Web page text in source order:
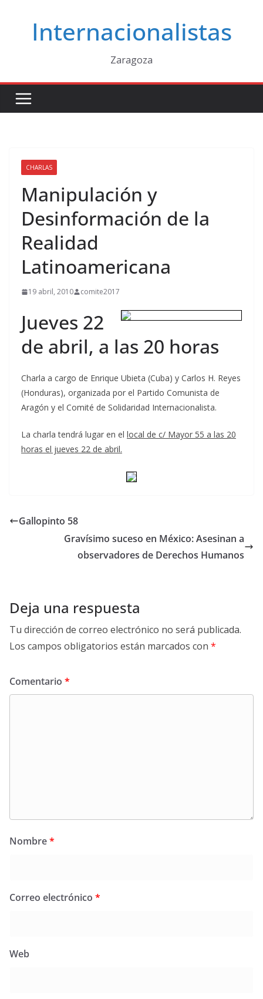
contenidoInternacionalistas
Zaragoza
CHARLAS
Manipulación y
Desinformación de la
Realidad
Latinoamericana
19 abril, 2010 comite2017
Jueves 22
de abril, a las 20 horas
Charla a cargo de Enrique Ubieta (Cuba) y Carlos H. Reyes
(Honduras), organizada por el Partido Comunista de
Aragón y el Comité de Solidaridad Internacionalista.
La charla tendrá lugar en el local de c/ Mayor 55 a las 20
horas el jueves 22 de abril.
Gallopinto 58
Gravísimo suceso en México: Asesinan a
observadores de Derechos Humanos
Deja una respuesta
Tu dirección de correo electrónico no será publicada.
Los campos obligatorios están marcados con *
Comentario *
Nombre*
Correo electrónico *
Web